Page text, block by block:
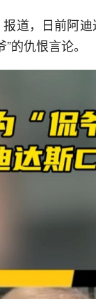
道，日前阿
的仇恨言论。